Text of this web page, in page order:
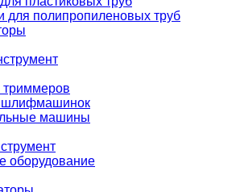
для полипропиленовых труб
триммеров
шлифмашинок
машины
оборудование